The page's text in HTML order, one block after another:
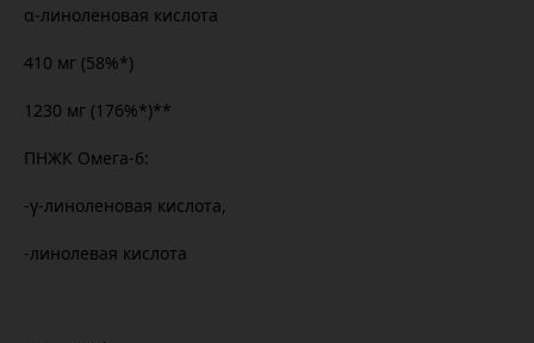
α-линоленовая кислота
410 мг (58%*)
1230 мг (176%*)**
ПНЖК Омега-6:
-γ-линоленовая кислота,
-линолевая кислота